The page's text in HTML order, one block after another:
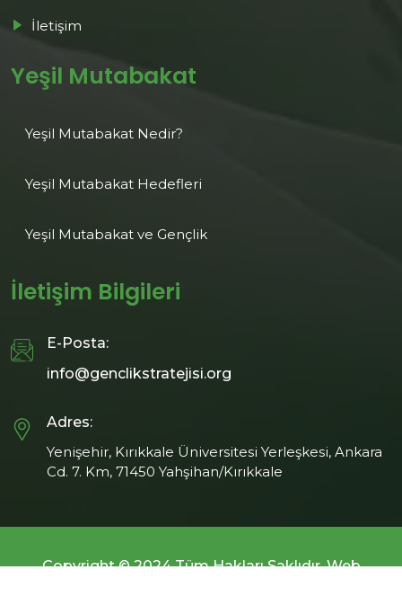
İletişim
Yeşil Mutabakat
⁠Yeşil Mutabakat Nedir?
Yeşil Mutabakat Hedefleri
Yeşil Mutabakat ve Gençlik
İletişim Bilgileri
E-Posta:
info@genclikstratejisi.org
Adres:
Yenişehir, Kırıkkale Üniversitesi Yerleşkesi, Ankara Cd. 7. Km, 71450 Yahşihan/Kırıkkale
Copyright © 2024 Tüm Hakları Saklıdır. Web